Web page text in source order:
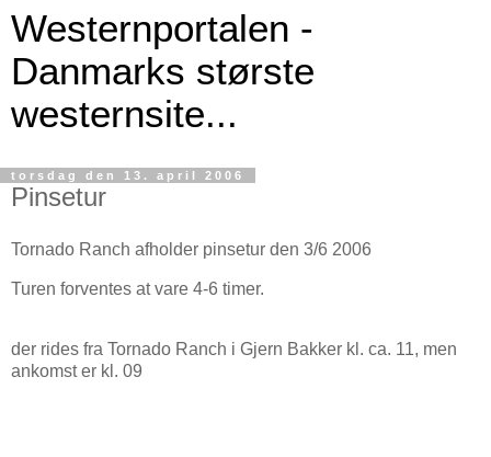
Westernportalen -
Danmarks største
westernsite...
torsdag den 13. april 2006
Pinsetur
Tornado Ranch afholder pinsetur den 3/6 2006
Turen forventes at vare 4-6 timer.
der rides fra Tornado Ranch i Gjern Bakker kl. ca. 11, men
ankomst er kl. 09